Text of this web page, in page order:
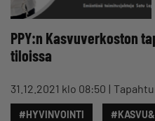
PPY:n Kasvuverkoston
tiloissa
31.12.2021 klo 08:50
#HYVINVOINTI